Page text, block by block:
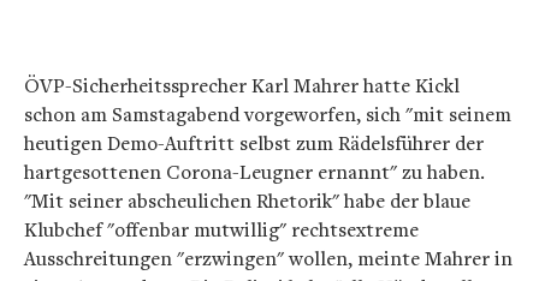
ÖVP-Sicherheitssprecher Karl Mahrer hatte Kickl
schon am Samstagabend vorgeworfen, sich "mit seinem
heutigen Demo-Auftritt selbst zum Rädelsführer der
hartgesottenen Corona-Leugner ernannt" zu haben.
"Mit seiner abscheulichen Rhetorik" habe der blaue
Klubchef "offenbar mutwillig" rechtsextreme
Ausschreitungen "erzwingen" wollen, meinte Mahrer in